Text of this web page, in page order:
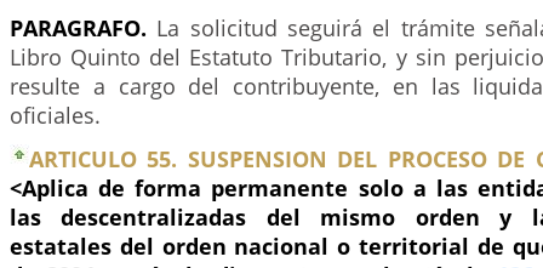
PARAGRAFO. La solicitud seguirá el trámite
Libro Quinto del Estatuto Tributario, y sin
resulte a cargo del contribuyente, en las
oficiales.
ARTICULO 55. SUSPENSION DEL PROCESO DE
<Aplica de forma permanente solo a las
las descentralizadas del mismo orden y
estatales del orden nacional o territorial de